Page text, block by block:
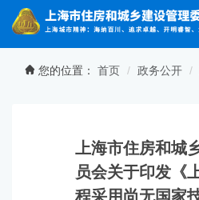
无障碍操作说明 跳转到网站导航区 跳转
您的位置： 首页 政务公开
上海市住房和城
员会关于印发《
程采用尚无国家